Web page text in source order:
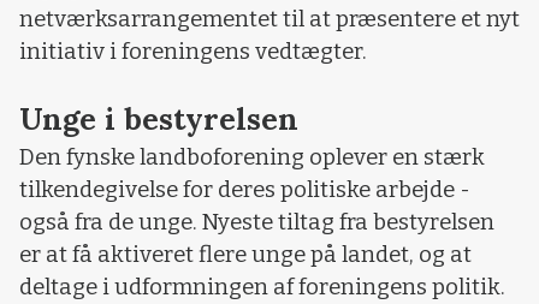
netværksarrangementet til at præsentere et nyt
initiativ i foreningens vedtægter.
Unge i bestyrelsen
Den fynske landboforening oplever en stærk
tilkendegivelse for deres politiske arbejde -
også fra de unge. Nyeste tiltag fra bestyrelsen
er at få aktiveret flere unge på landet, og at
deltage i udformningen af foreningens politik.